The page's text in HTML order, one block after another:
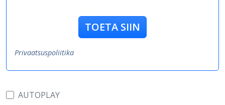
TOETA SIIN
Privaatsuspoliitika
AUTOPLAY